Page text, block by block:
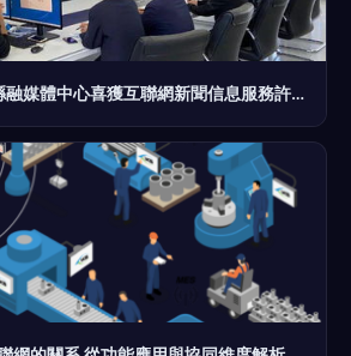
滿意在三明 | 泰寧縣融媒體中心喜獲互聯網新聞信息服務許可證，開啟融媒新篇章